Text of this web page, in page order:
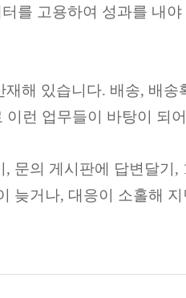
를 고용하여 성과를 내
재해 있습니다. 배송, 배
이런 업무들이 바탕이 되
, 문의 게시판에 답변달
늦거나, 대응이 소홀해